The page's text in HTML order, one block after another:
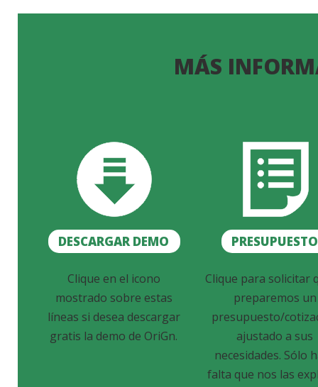
MÁS
DESCARGAR DEMO PRESUPUESTO
Clique en el icono
mostrado sobre estas
líneas si desea descargar
gratis la demo de OriGn.
Clique para solicitar
preparemos un
presupuesto/
ajustado a sus
necesidades. Sólo
falta que nos las